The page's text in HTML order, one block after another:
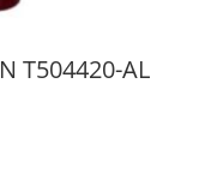
T504420-AL